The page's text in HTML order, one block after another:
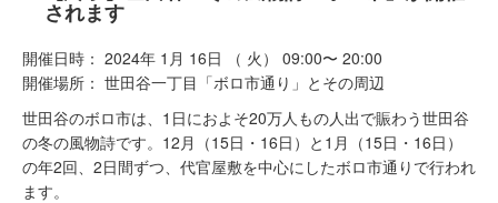
されます
開催日時： 2024年 1月 16日 （ 火） 09:00〜 20:00
開催場所： 世田谷一丁目「ボロ市通り」とその周辺
世田谷のボロ市は、1日におよそ20万人もの人出で賑わう世田谷
の冬の風物詩です。12月（15日・16日）と1月（15日・16日）
の年2回、2日間ずつ、代官屋敷を中心にしたボロ市通りで行われ
ます。